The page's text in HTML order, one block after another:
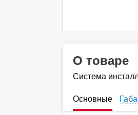
О товаре
Система
Основные